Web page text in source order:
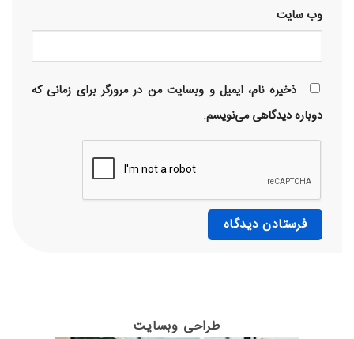
وب‌ سایت
ذخیره نام، ایمیل و وبسایت من در مرورگر برای زمانی که
دوباره دیدگاهی می‌نویسم.
طراحی وبسایت